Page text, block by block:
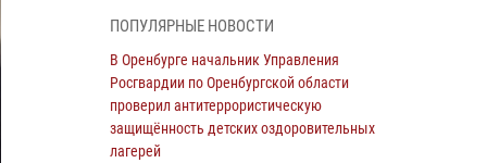
гражданами по вопросу трудоустройства на
службу в Росгвардию и поступления в
ведомственные институты
30 июля 2026, 04:44
Просветительская встреча Росгвардии: к
ПОПУЛЯРНЫЕ НОВОСТИ
В Оренбурге начальник Управления
Росгвардии по Оренбургской области
проверил антитеррористическую
защищённость детских оздоровительных
лагерей